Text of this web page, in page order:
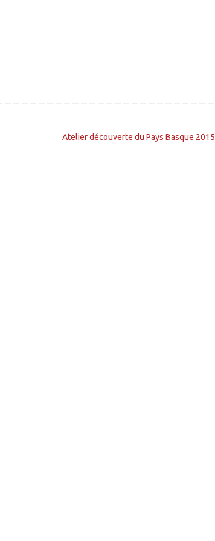
Atelier découverte du Pays Basque 2015